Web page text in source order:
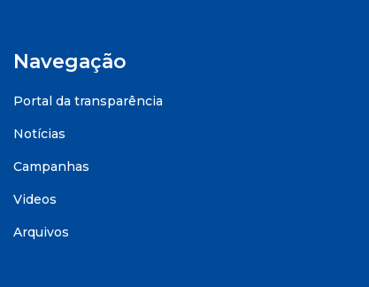
Navegação
Portal da transparência
Notícias
Campanhas
Videos
Arquivos